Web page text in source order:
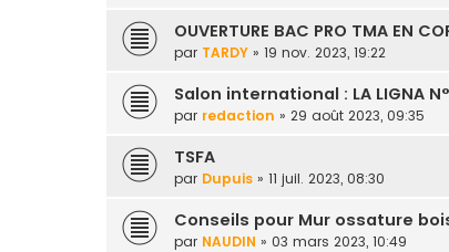
OUVERTURE BAC PRO TMA EN
par TARDY » 19 nov. 2023, 19:22
Salon international : LA LIGNA
par redaction » 29 août 2023, 09:35
TSFA
par Dupuis » 11 juil. 2023, 08:30
Conseils pour Mur ossature
par NAUDIN » 03 mars 2023, 10:49